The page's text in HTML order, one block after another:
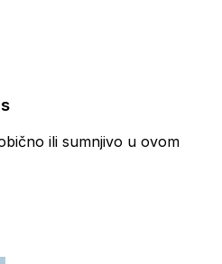
ili sumnjivo u ovom